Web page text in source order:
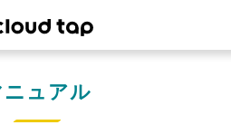
ニュアル